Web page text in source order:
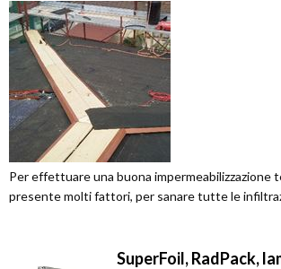
Per effettuare una buona impermeabilizzazione
presente molti fattori, per sanare tutte le
SuperFoil, RadPack,